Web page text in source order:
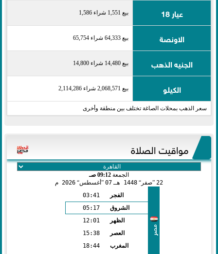
عيار 18 بيع 1,551 شراء 1,586
الاونصة بيع 64,333 شراء 65,754
الجنيه الذهب بيع 14,480 شراء 14,800
الكيلو بيع 2,068,571 شراء 2,114,286
سعر الذهب بمحلات الصاغة تختلف بين منطقة وأخرى
مواقيت الصلاة
الجمعة 09:12 صـ
22
صفر 1448 هـ 07 أغسطس 2026 م
مصر
الفجر
03:41
الشروق
05:17
الظهر
12:01
العصر
15:38
المغرب
18:44